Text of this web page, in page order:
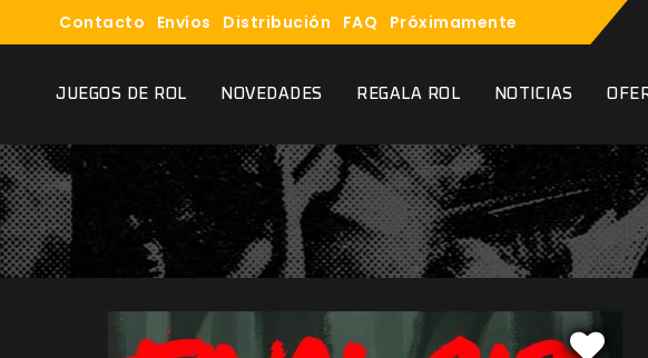
Contacto Envíos Distribución FAQ Próximamente
JUEGOS DE ROL NOVEDADES REGALA ROL NOTICIAS